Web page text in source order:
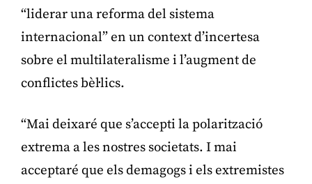
“liderar una reforma del sistema
internacional” en un context d’incertesa
sobre el multilateralisme i l’augment de
conflictes bèl·lics.
“Mai deixaré que s’accepti la polarització
extrema a les nostres societats. I mai
acceptaré que els demagogs i els extremistes